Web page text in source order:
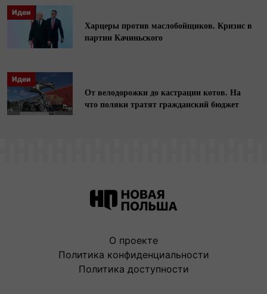
Идеи
Харцеры против маслобойщиков. Кризис в
партии Качиньского
Идеи
От велодорожки до кастрации котов. На
что поляки тратят гражданский бюджет
О проекте
Политика конфиденциальности
Политика доступности